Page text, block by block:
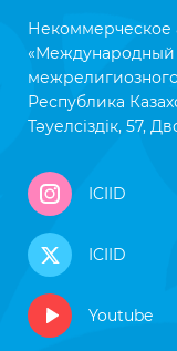
Некоммерческое
«Международный
Республика
Тәуелсіздік, 57,
ICIID
ICIID
Youtube